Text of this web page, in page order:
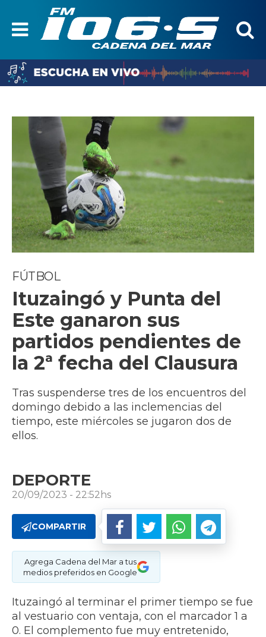
FÚTBOL
Ituzaingó y Punta del
Este ganaron sus
partidos pendientes de
la 2ª fecha del Clausura
Tras suspenderse tres de los encuentros del
domingo debido a las inclemencias del
tiempo, este miércoles se jugaron dos de
ellos.
DEPORTE
20/09/2023 - 22:52hs
COMPARTIR
Agrega Cadena del Mar a tus
medios preferidos en Google
Ituzaingó al terminar el primer tiempo se fue
al vestuario con ventaja, con el marcador 1 a
0. El complemento fue muy entretenido,